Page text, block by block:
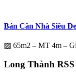
Bán Căn Nhà Siêu
▨ 65m2 – MT 4m –
Long Thành RSS